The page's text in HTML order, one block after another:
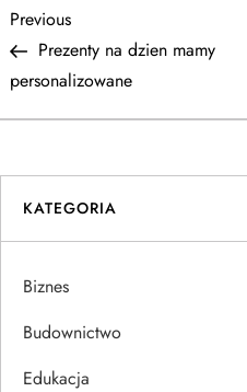
N
a
w
i
g
a
c
Previous
Post
Previous
Prezenty na dzien mamy
personalizowane
KATEGORIA
Biznes
Budownictwo
Edukacja